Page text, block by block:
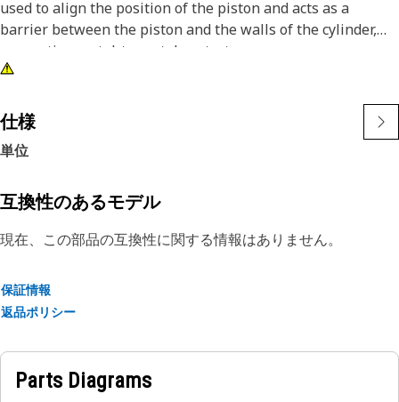
used to align the position of the piston and acts as a
barrier between the piston and the walls of the cylinder,
preventing metal-to-metal contact.
• Provided with 40% glass fiber reinforced, heat-stabilized
polyamide 6 with high rigidity and strength
• Provided with angle split to create a slight interference
The Piston Wear Ring reduces the wear of the piston in
仕様
単位
互換性のあるモデル
現在、この部品の互換性に関する情報はありません。
保証情報
返品ポリシー
Parts Diagrams